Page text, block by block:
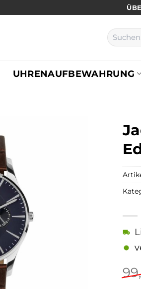
Suchen
nach:
UHRENAUFBEWAHRUNG